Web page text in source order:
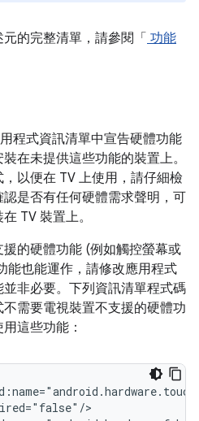
的完整清單，請參閱「 功能
程式資訊清單中宣告硬體功能
在未提供這些功能的裝置上。
以便在 TV 上使用，請仔細檢
是否有任何硬體需求聲明，可
TV 裝置上。
的硬體功能 (例如觸控螢幕或
能也能運作，請修改應用程式
非必要。下列資訊清單程式碼
需要電視裝置不支援的硬體功
這些功能：
>